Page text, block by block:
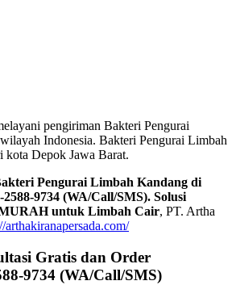
pengiriman Bakteri Pengurai
Indonesia. Bakteri Pengurai Limbah
Depok Jawa Barat.
Pengurai Limbah Kandang di
9734 (WA/Call/SMS). Solusi
untuk Limbah Cair, PT. Artha
arthakiranapersada.com/
Gratis dan Order
9734 (WA/Call/SMS)